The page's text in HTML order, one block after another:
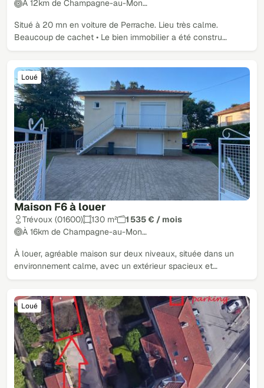
À 12km de Champagne-au-Mon…
Situé à 20 mn en voiture de Perrache. Lieu très calme.
Beaucoup de cachet • Le bien immobilier a été constru…
Maison F6 à louer
Loué
Trévoux (01600) 130 m²
1 535 € / mois
À 16km de Champagne-au-Mon…
À louer, agréable maison sur deux niveaux, située dans un
environnement calme, avec un extérieur spacieux et…
Loué